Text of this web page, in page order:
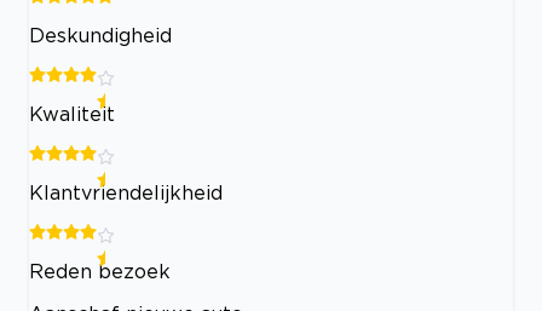
Deskundigheid
Kwaliteit
Klantvriendelijkheid
Reden bezoek